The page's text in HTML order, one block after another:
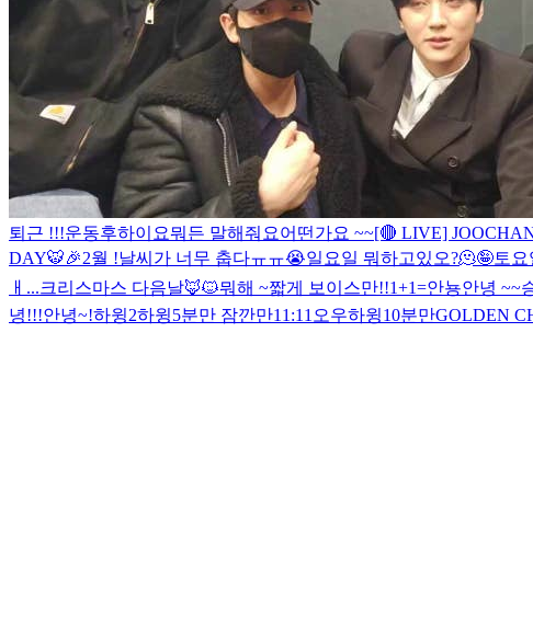
퇴근 !!!운동후하이요뭐든 말해줘요어떤가요 ~~[🔴 LIVE]
DAY🐯🎉2월 !날씨가 너무 춥다ㅠㅠ😭일요일 뭐하고있오?🫠🤪토요
ㅐ...크리스마스 다음날🦊🐱뭐해 ~짧게 보이스만!!1+1=안뇽안녕 ~~
녕!!!안녕~!하윙2하윙5분만 잠깐만11:11 오우하윙10분만GOLDEN